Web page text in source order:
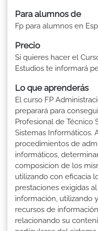
Para alumnos de
Fp para alumnos en
Precio
Si quieres hacer el
Estudios te informará
Lo que aprenderás
El curso FP
preparará para
Profesional de Técnico
Sistemas Informáticos.
procedimientos de
informáticos,
composicion de los
utilizando con eficacia
prestaciones exigidas
información, utilizando
recursos de
relacionando su